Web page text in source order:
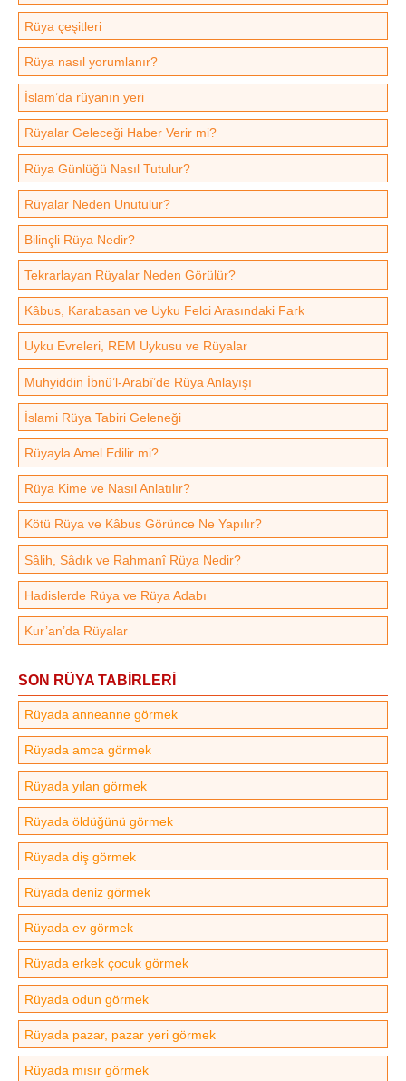
Rüya çeşitleri
Rüya nasıl yorumlanır?
İslam’da rüyanın yeri
Rüyalar Geleceği Haber Verir mi?
Rüya Günlüğü Nasıl Tutulur?
Rüyalar Neden Unutulur?
Bilinçli Rüya Nedir?
Tekrarlayan Rüyalar Neden Görülür?
Kâbus, Karabasan ve Uyku Felci Arasındaki Fark
Uyku Evreleri, REM Uykusu ve Rüyalar
Muhyiddin İbnü’l-Arabî’de Rüya Anlayışı
İslami Rüya Tabiri Geleneği
Rüyayla Amel Edilir mi?
Rüya Kime ve Nasıl Anlatılır?
Kötü Rüya ve Kâbus Görünce Ne Yapılır?
Sâlih, Sâdık ve Rahmanî Rüya Nedir?
Hadislerde Rüya ve Rüya Adabı
Kur’an’da Rüyalar
SON RÜYA TABİRLERİ
Rüyada anneanne görmek
Rüyada amca görmek
Rüyada yılan görmek
Rüyada öldüğünü görmek
Rüyada diş görmek
Rüyada deniz görmek
Rüyada ev görmek
Rüyada erkek çocuk görmek
Rüyada odun görmek
Rüyada pazar, pazar yeri görmek
Rüyada mısır görmek